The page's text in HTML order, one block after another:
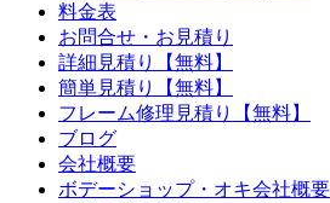
料金表
お問合せ・お見積り
詳細見積り【無料】
簡単見積り【無料】
フレーム修理見積り【無料】
ブログ
会社概要
ボデーショップ・オキ会社概要